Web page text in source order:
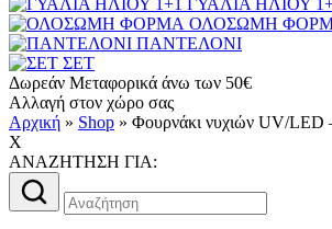
ΓΥΑΛΙΑ ΗΛΙΟΥ
ΟΛΟΣΩΜΗ
ΠΑΝΤΕΛΟΝΙ
ΣΕΤ
Δωρεάν Μεταφορικά άνω των 50€
Αλλαγή στον χώρο σας
Αρχική » Shop » Φουρνάκι νυχιών UV/LED
X
AΝΑΖΗΤΗΣΗ ΓΙΑ:
Αναζήτηση
για: